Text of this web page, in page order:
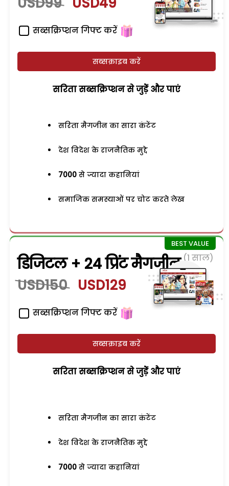
सब्सक्रिप्शन गिफ्ट करें
सब्सक्राइब करें
सरिता सब्सक्रिप्शन से जुड़ेें और पाएं
सरिता मैगजीन का सारा कंटेंट
देश विदेश के राजनैतिक मुद्दे
7000 से ज्यादा कहानियां
समाजिक समस्याओं पर चोट करते लेख
डिजिटल + 24 प्रिंट मैगजीन (1 साल)
USD150 USD129
सब्सक्रिप्शन गिफ्ट करें
सब्सक्राइब करें
सरिता सब्सक्रिप्शन से जुड़ेें और पाएं
सरिता मैगजीन का सारा कंटेंट
देश विदेश के राजनैतिक मुद्दे
7000 से ज्यादा कहानियां